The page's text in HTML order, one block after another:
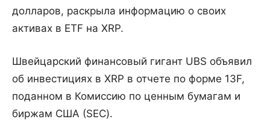
долларов, раскрыла информацию о своих
активах в ETF на XRP.
Швейцарский финансовый гигант UBS объявил
об инвестициях в XRP в отчете по форме 13F,
поданном в Комиссию по ценным бумагам и
биржам США (SEC).